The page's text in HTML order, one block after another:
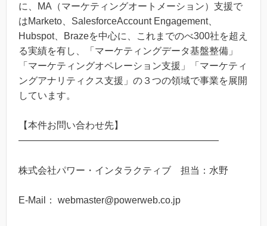
に、MA（マーケティングオートメーション）支援で
はMarketo、SalesforceAccount Engagement、
Hubspot、Brazeを中心に、これまでのべ300社を超え
る実績を有し、「マーケティングデータ基盤整備」
「マーケティングオペレーション支援」「マーケティ
ングアナリティクス支援」の３つの領域で事業を展開
しています。
【本件お問い合わせ先】
―――――――――――――――――――――
株式会社パワー・インタラクティブ 担当：水野
E-Mail： webmaster@powerweb.co.jp